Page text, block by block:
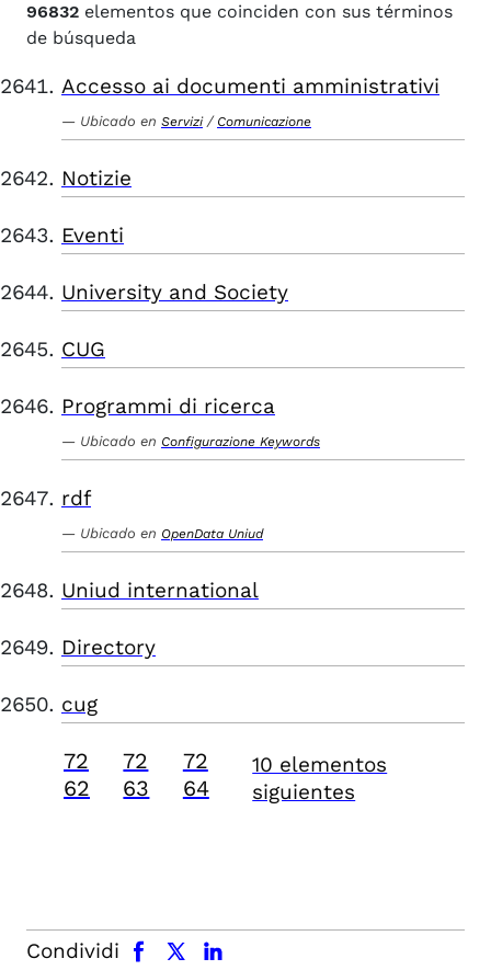
96832 elementos que coinciden con sus términos
de búsqueda
Accesso ai documenti amministrativi
Ubicado en Servizi / Comunicazione
Notizie
Eventi
University and Society
CUG
Programmi di ricerca
Ubicado en Configurazione Keywords
rdf
Ubicado en OpenData Uniud
Uniud international
Directory
cug
72
62
72
63
72
64
10 elementos
siguientes
Condividi
facebook x.com linkedin